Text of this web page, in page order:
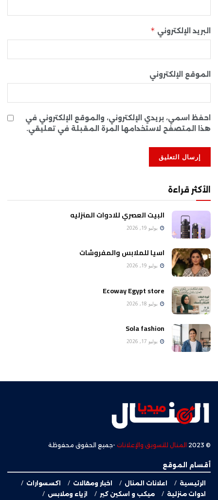
البريد الإلكتروني *
الموقع الإلكتروني
احفظ اسمي، بريدي الإلكتروني، والموقع الإلكتروني في
هذا المتصفح لاستخدامها المرة المقبلة في تعليقي.
الأكثر قراءة
البيت العصري للادوات المنزليه
يوليو 19, 2026
اسيا للملابس والمفروشات
يوليو 19, 2026
Ecoway Egypt store
يوليو 18, 2026
Sola fashion
يوليو 17, 2026
© 2023 المنال للتسويق والإعلانات -جميع الحقوق محفوظة
أقسام الموقع
الرئيسية اعلانات المنال اخبار ومقالات
اكسسوارات
ادوات منزلية
ميكب و اسكين كير ازياء وملابس